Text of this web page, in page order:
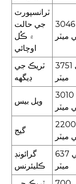
ٽرانسپورٽ
جي حالت
۾ ڪُل
اوچائي
3046
ميٽر
ٽريڪ جي
ڊيگهه
3751 ملي
ميٽر
ويل بيس
3010
ميٽر
گيج
2200
ميٽر
گرائونڊ
ڪليئرنس
637 ملي
ميٽر